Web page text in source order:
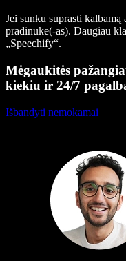
Jei sunku suprasti kalbamą
pradinuke(-as). Daugiau
„Speechify“.
Mėgaukitės
kiekiu ir 24/7
Išbandyti nemokamai